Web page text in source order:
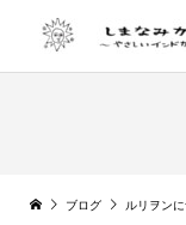
ブログ ルリヲン